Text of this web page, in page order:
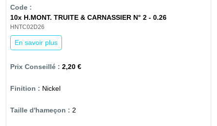
10x H.MONT. TRUITE & CARNASSIER N° 2 - 0.26
HNTC02D26
En savoir plus
2,20 €
Nickel
2